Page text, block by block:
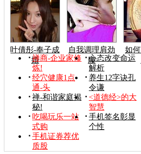
叶倩彤-奉子成
婚
自我调理肩劲
腰
如
禅商-企业家修
炼!
心态改变命运
解析
经穴健康1点
通-头
养生12字诀孔
令谦
禅-和谐家庭揭
秘!
<道德经>的大
智慧
吃喝玩乐一站
式购
手机签名彰显
个性
手机证券荐优
质股